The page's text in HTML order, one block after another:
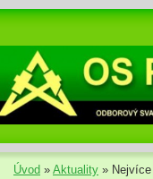
Úvod » Aktuality »